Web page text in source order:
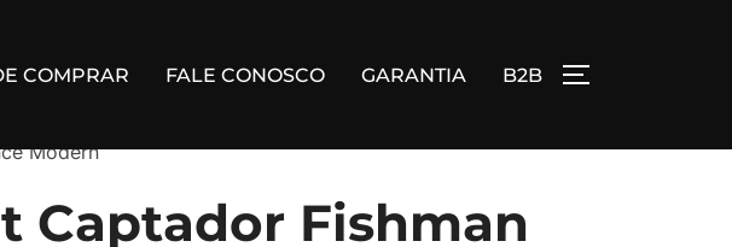
COMPRAR FALE CONOSCO GARANTIA B2B ALTERNAR
Modern
Captador Fishman